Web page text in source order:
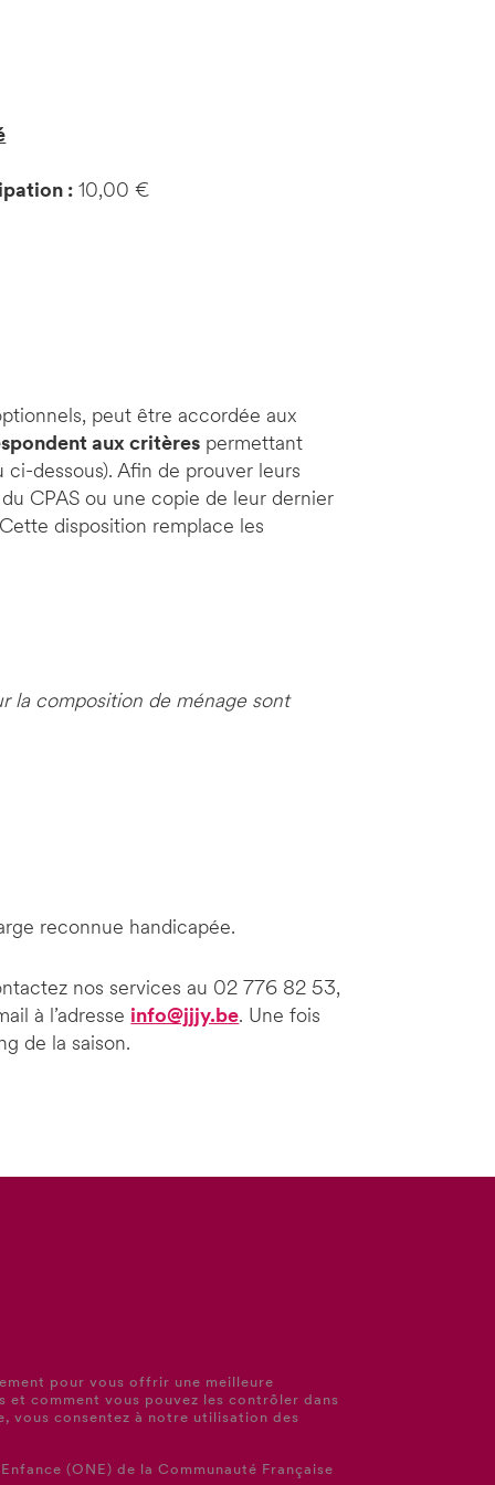
:10,00 €
peut être accordée aux
aux critères permettant
dessous). Afin de prouver leurs
CPAS ou une copie de leur dernier
disposition remplace les
la composition de ménage sont
reconnue handicapée.
nos services au 02 776 82 53,
à l’adresse info@jjjy.be. Une fois
de la saison.
pour vous offrir une meilleure
et comment vous pouvez les contrôler dans
vous consentez à notre utilisation des
(ONE) de la Communauté Française